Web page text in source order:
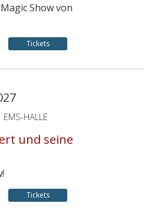
Show von
Tickets
EMS-HALLE
und seine
Tickets